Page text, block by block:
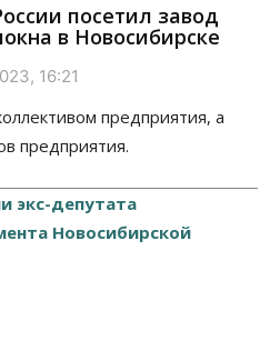
посетил завод
в Новосибирске
16:21
предприятия, а
предприятия.